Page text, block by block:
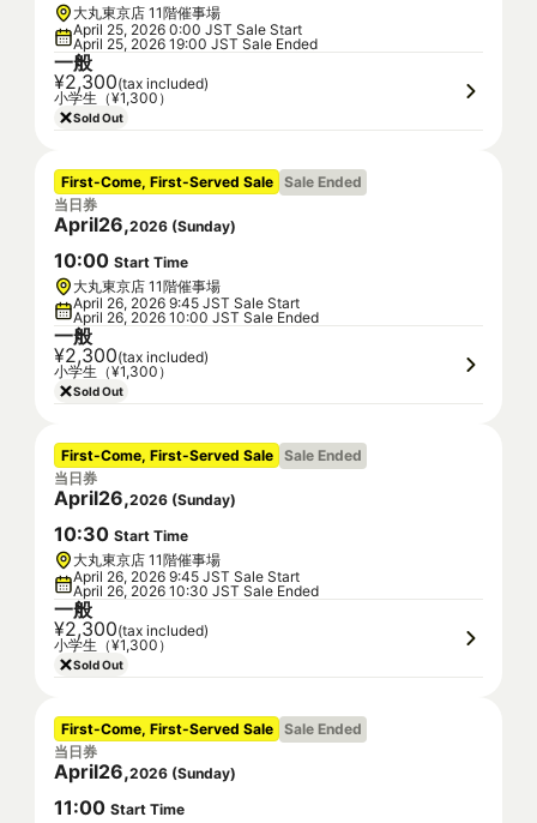
大丸東京店 11階催事場
April 25, 2026 0:00 JST Sale Start
April 25, 2026 19:00 JST Sale Ended
一般
¥2,300(tax included)
小学生（¥1,300）
Sold Out
First-Come, First-Served Sale Sale Ended
当日券
April26,2026 (Sunday)
10:00 Start Time
大丸東京店 11階催事場
April 26, 2026 9:45 JST Sale Start
April 26, 2026 10:00 JST Sale Ended
一般
¥2,300(tax included)
小学生（¥1,300）
Sold Out
First-Come, First-Served Sale Sale Ended
当日券
April26,2026 (Sunday)
10:30 Start Time
大丸東京店 11階催事場
April 26, 2026 9:45 JST Sale Start
April 26, 2026 10:30 JST Sale Ended
一般
¥2,300(tax included)
小学生（¥1,300）
Sold Out
First-Come, First-Served Sale Sale Ended
当日券
April26,2026 (Sunday)
11:00 Start Time